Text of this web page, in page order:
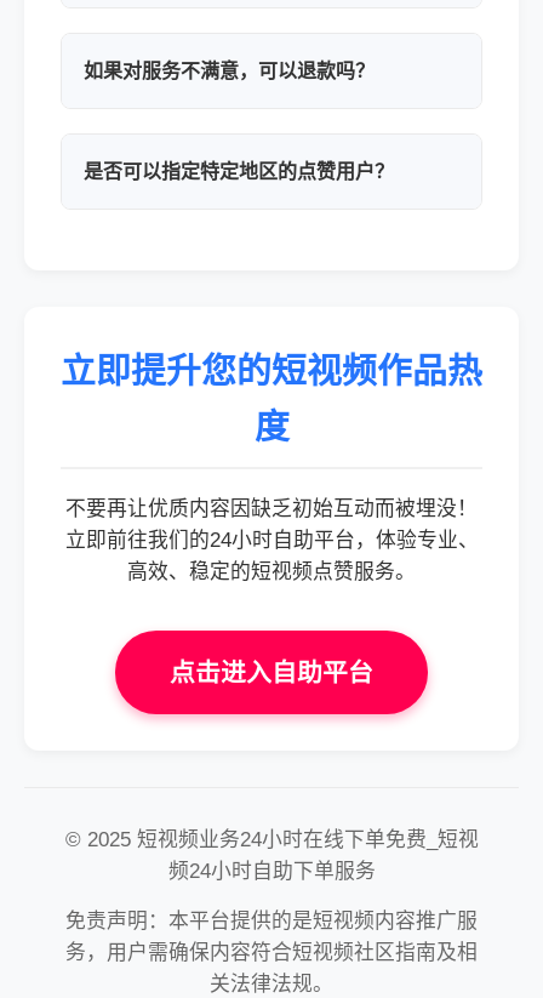
如果对服务不满意，可以退款吗？
是否可以指定特定地区的点赞用户？
立即提升您的短视频作品热
度
不要再让优质内容因缺乏初始互动而被埋没！
立即前往我们的24小时自助平台，体验专业、
高效、稳定的短视频点赞服务。
点击进入自助平台
© 2025 短视频业务24小时在线下单免费_短视
频24小时自助下单服务
免责声明：本平台提供的是短视频内容推广服
务，用户需确保内容符合短视频社区指南及相
关法律法规。